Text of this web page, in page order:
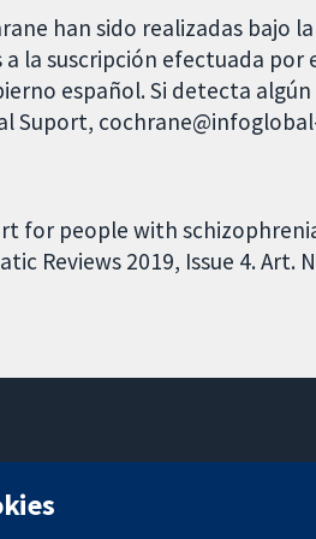
han sido realizadas bajo
la suscripción efectuada por
español. Si detecta
Suport,
for people with
Reviews 2019, Issue 4. Art.
Londres